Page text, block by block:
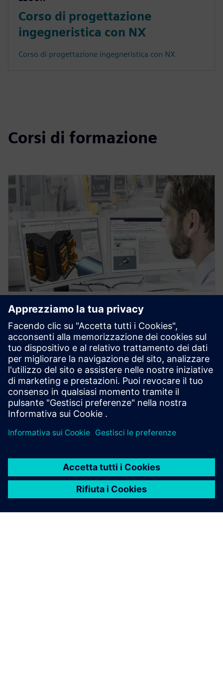
Corso di progettazione
ingegneristica con NX
Corso di progettazione ingegneristica con NX
Corsi di formazione
WEBINAR
Automate Your Machine Shop
to Gain an Advantage, Today
Learn how Siemens NX software can help you
automate your part manufacturing.